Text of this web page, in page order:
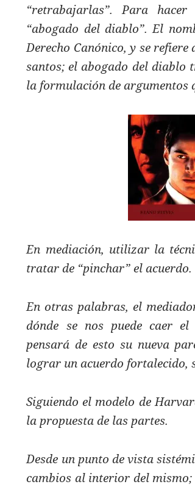
“retrabajarlas”. Para
“abogado del diablo”. El
Derecho Canónico, y se
santos; el abogado del diablo
la formulación de argumentos
En mediación, utilizar la
tratar de “pinchar” el acuerdo.
En otras palabras, el
dónde se nos puede caer el
pensará de esto su nueva
lograr un acuerdo fortalecido,
Siguiendo el modelo de
la propuesta de las partes.
Desde un punto de vista
cambios al interior del mismo;